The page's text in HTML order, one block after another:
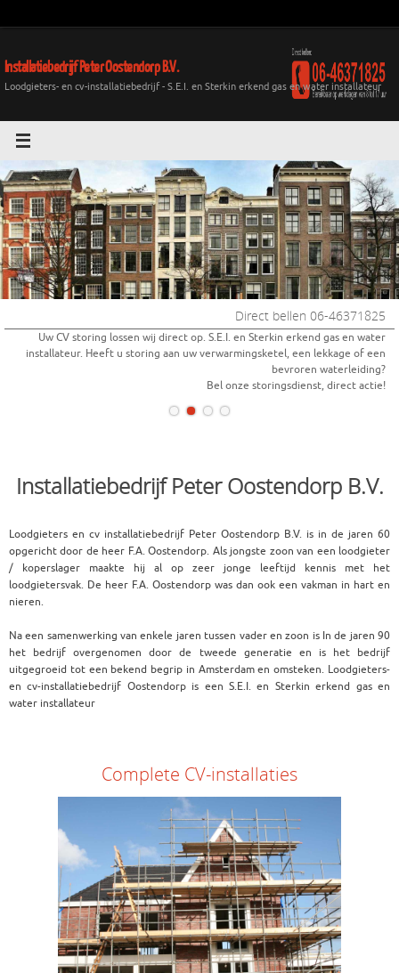
Installatiebedrijf Peter Oostendorp B.V.
Loodgieters- en cv-installatiebedrijf - S.E.I. en Sterkin erkend gas en water installateur
Direct bellen 06-46371825
wij zijn S.E.I. en Sterkin erkend gas en water installateur. Uw CV storing
lossen wij direct op. Heeft u storing aan uw verwarmingsketel, een
lekkage of een bevroren waterleiding?
Bel onze storingsdienst, direct actie!
Installatiebedrijf Peter Oostendorp B.V.
Loodgieters en cv installatiebedrijf Peter Oostendorp B.V. is in de jaren 60
opgericht door de heer F.A. Oostendorp. Als jongste zoon van een loodgieter
/ koperslager maakte hij al op zeer jonge leeftijd kennis met het
loodgietersvak. De heer F.A. Oostendorp was dan ook een vakman in hart en
nieren.
Na een samenwerking van enkele jaren tussen vader en zoon is In de jaren 90
het bedrijf overgenomen door de tweede generatie en is het bedrijf
uitgegroeid tot een bekend begrip in Amsterdam en omsteken. Loodgieters-
en cv-installatiebedrijf Oostendorp is een S.E.I. en Sterkin erkend gas en
water installateur
Complete CV-installaties